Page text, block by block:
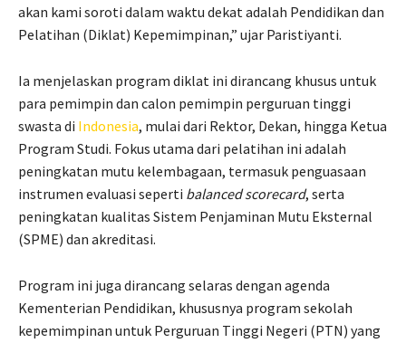
akan kami soroti dalam waktu dekat adalah Pendidikan dan
Pelatihan (Diklat) Kepemimpinan,” ujar Paristiyanti.
Ia menjelaskan program diklat ini dirancang khusus untuk
para pemimpin dan calon pemimpin perguruan tinggi
swasta di Indonesia, mulai dari Rektor, Dekan, hingga Ketua
Program Studi. Fokus utama dari pelatihan ini adalah
peningkatan mutu kelembagaan, termasuk penguasaan
instrumen evaluasi seperti balanced scorecard, serta
peningkatan kualitas Sistem Penjaminan Mutu Eksternal
(SPME) dan akreditasi.
Program ini juga dirancang selaras dengan agenda
Kementerian Pendidikan, khususnya program sekolah
kepemimpinan untuk Perguruan Tinggi Negeri (PTN) yang